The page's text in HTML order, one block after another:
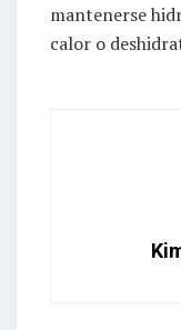
mantenerse
calor o